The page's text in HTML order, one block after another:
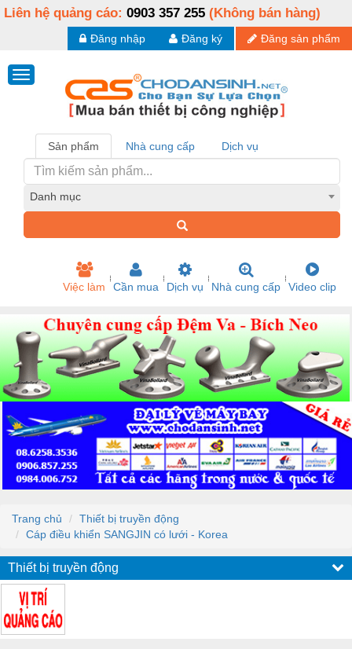
Liên hệ quảng cáo: 0903 357 255 (Không bán hàng)
Đăng sản phẩm
Đăng ký
Đăng nhập
Sản phẩm Nhà cung cấp Dịch vụ
Danh mục
Việc làm Cần mua Dịch vụ Nhà cung cấp Video clip
Trang chủ
Thiết bị truyền động
Cáp điều khiển SANGJIN có lưới - Korea
Thiết bị truyền động